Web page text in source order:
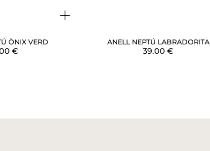
+
ÒNIX VERD
€
ANELL NEPTÚ LABRADORITA
39.00 €